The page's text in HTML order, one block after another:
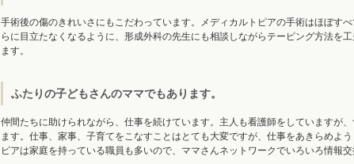
手術後の傷のきれいさにもこだわっています。メディカルトピアの手術はほぼす
らに目立たなくなるように、形成外科の先生にも相談しながらテーピング方法を
ます。
ふたりの子どもさんのママでもあります。
仲間たちに助けられながら、仕事を続けています。主人も看護師をしていますが
ます。仕事、家事、子育てをこなすことはとても大変ですが、仕事をあきらめよ
ピアは家庭を持っている職員も多いので、ママさんネットワークでいろいろ情報交